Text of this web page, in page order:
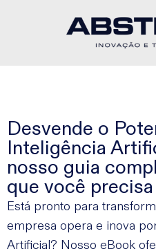
Desvende o
Inteligência
nosso guia
que você
Está pronto para
empresa opera e inova
Artificial? Nosso eBook